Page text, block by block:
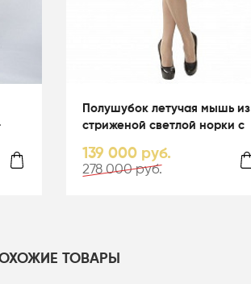
Полушубок летучая мышь из
стриженой светлой норки с
139 000 руб.
278 000 руб.
ТОВАРЫ